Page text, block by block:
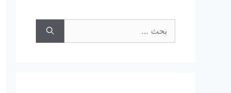
عن: